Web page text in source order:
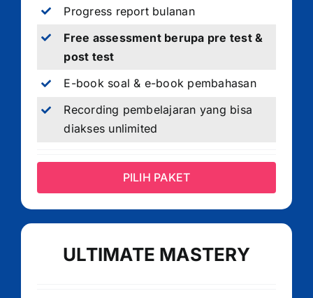
Progress report bulanan
Free assessment berupa pre test &
post test
E-book soal & e-book pembahasan
Recording pembelajaran yang bisa
diakses unlimited
PILIH PAKET
ULTIMATE MASTERY